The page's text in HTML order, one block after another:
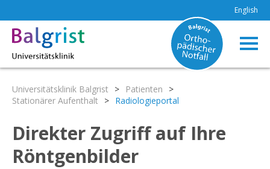
English
Universitätsklinik Balgrist > Patienten
>
Stationärer Aufenthalt
> Radiologieportal
Direkter Zugriff auf Ihre
Röntgenbilder